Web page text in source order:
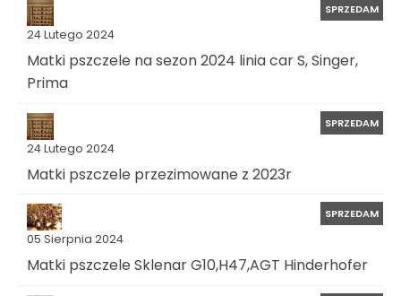
24 Lutego 2024
SPRZEDAM
Matki pszczele na sezon 2024 linia car S, Singer,
Prima
24 Lutego 2024
SPRZEDAM
Matki pszczele przezimowane z 2023r
05 Sierpnia 2024
SPRZEDAM
Matki pszczele Sklenar G10,H47,AGT Hinderhofer